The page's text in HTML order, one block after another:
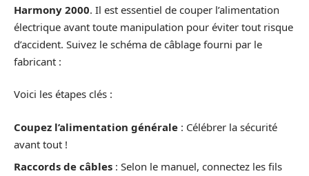
Harmony 2000. Il est essentiel de couper l’alimentation
électrique avant toute manipulation pour éviter tout risque
d’accident. Suivez le schéma de câblage fourni par le
fabricant :
Voici les étapes clés :
Coupez l’alimentation générale : Célébrer la sécurité
avant tout !
Raccords de câbles : Selon le manuel, connectez les fils